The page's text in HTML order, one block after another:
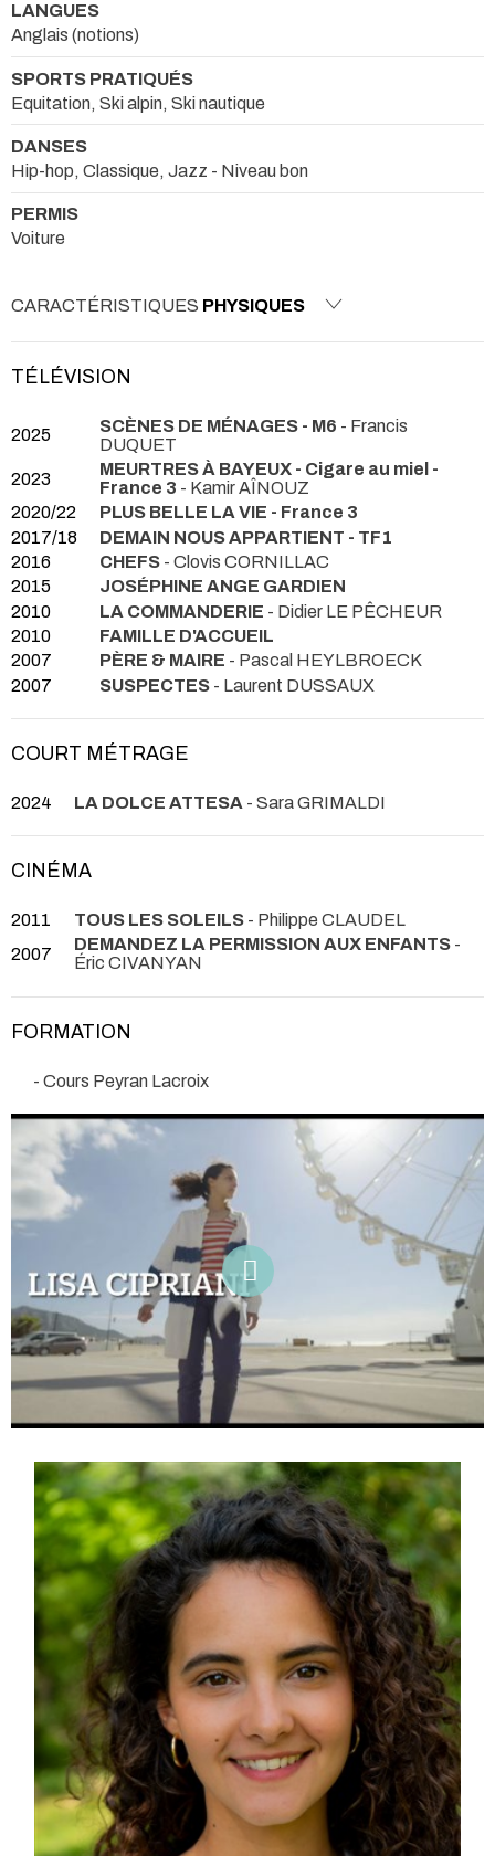
LANGUES
Anglais (notions)
SPORTS PRATIQUÉS
Equitation, Ski alpin, Ski nautique
DANSES
Hip-hop, Classique, Jazz - Niveau bon
PERMIS
Voiture
CARACTÉRISTIQUES PHYSIQUES
TÉLÉVISION
2025 SCÈNES DE MÉNAGES - M6 - Francis
DUQUET
2023
MEURTRES À BAYEUX - Cigare au miel -
France 3 - Kamir AÎNOUZ
2020/22
PLUS BELLE LA VIE - France 3
2017/18
DEMAIN NOUS APPARTIENT - TF1
2016
CHEFS - Clovis CORNILLAC
2015
JOSÉPHINE ANGE GARDIEN
2010
LA COMMANDERIE - Didier LE PÊCHEUR
2010
FAMILLE D'ACCUEIL
2007
PÈRE & MAIRE - Pascal HEYLBROECK
2007
SUSPECTES - Laurent DUSSAUX
COURT MÉTRAGE
2024 LA DOLCE ATTESA - Sara GRIMALDI
CINÉMA
2011 TOUS LES SOLEILS - Philippe CLAUDEL
2007
DEMANDEZ LA PERMISSION AUX ENFANTS -
Éric CIVANYAN
FORMATION
- Cours Peyran Lacroix